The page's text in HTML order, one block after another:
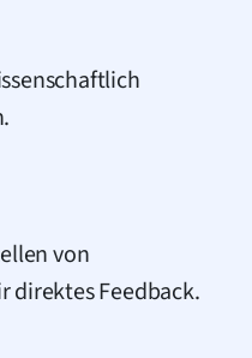
von
direktes Feedback.